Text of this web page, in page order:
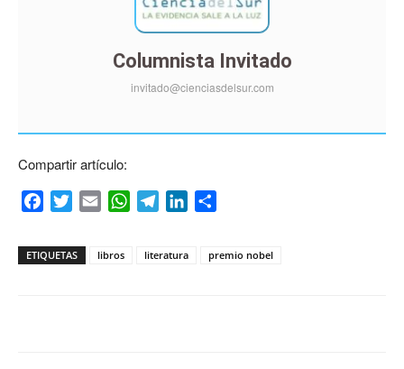
Columnista Invitado
invitado@cienciasdelsur.com
Compartir artículo:
FacebookTwitterEmail WhatsAppTelegramLinkedIn
ETIQUETAS libros literatura premio nobel